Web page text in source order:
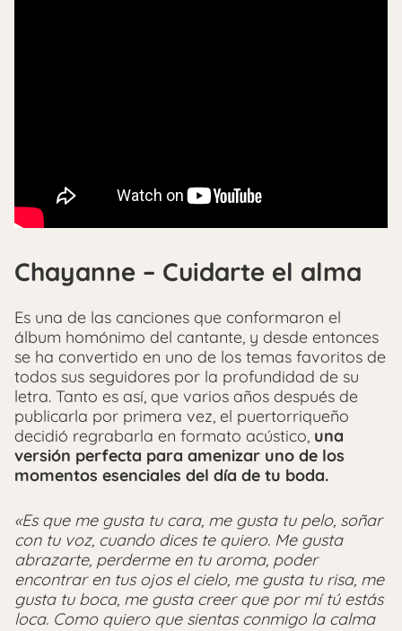
Chayanne – Cuidarte el alma
Es una de las canciones que conformaron el
álbum homónimo del cantante, y desde entonces
se ha convertido en uno de los temas favoritos de
todos sus seguidores por la profundidad de su
letra. Tanto es así, que varios años después de
publicarla por primera vez, el puertorriqueño
decidió regrabarla en formato acústico, una
versión perfecta para amenizar uno de los
momentos esenciales del día de tu boda.
«Es que me gusta tu cara, me gusta tu pelo, soñar
con tu voz, cuando dices te quiero. Me gusta
abrazarte, perderme en tu aroma, poder
encontrar en tus ojos el cielo, me gusta tu risa, me
gusta tu boca, me gusta creer que por mí tú estás
loca. Como quiero que sientas conmigo la calma